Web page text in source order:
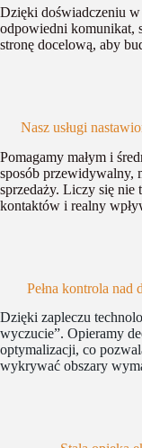
Dzięki doświadczeniu
odpowiedni komunikat,
stronę docelową, aby
Nasz usługi
Pomagamy małym i
sposób przewidywalny,
sprzedaży. Liczy się
kontaktów i realny
Pełna kontrola nad
Dzięki zapleczu
wyczucie”. Opieramy
optymalizacji, co
wykrywać obszary